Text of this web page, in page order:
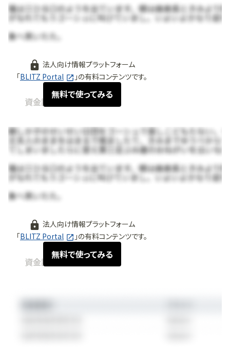
法人向け情報プラットフォーム
「BLITZ Portal 」の有料コンテンツです。
無料で使ってみる
資金調達情報
法人向け情報プラットフォーム
「BLITZ Portal 」の有料コンテンツです。
無料で使ってみる
資金調達情報